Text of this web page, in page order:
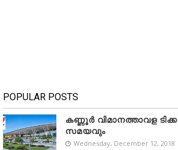
POPULAR POSTS
കണ്ണൂർ വിമാനത്താവള
സമയവും
Wednesday, December 12, 2018